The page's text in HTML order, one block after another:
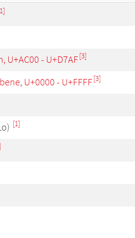
U+AC00 - U+D7AF[3]
U+0000 - U+FFFF[3]
[1]